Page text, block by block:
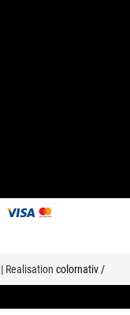
Realisation colornativ /